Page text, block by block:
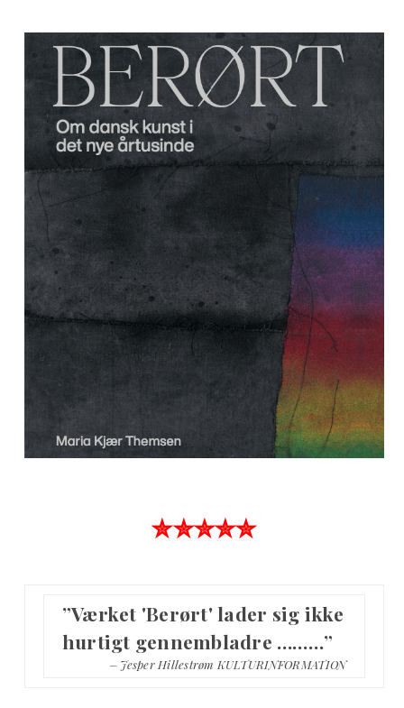
✮✮✮✮✮
”Værket 'Berørt' lader sig ikke
hurtigt gennembladre ………”
– Jesper Hillestrøm KULTURINFORMATION